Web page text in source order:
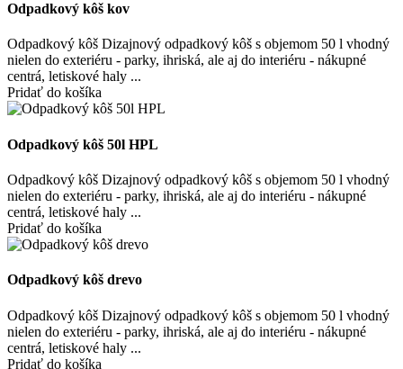
Odpadkový kôš kov
Odpadkový kôš Dizajnový odpadkový kôš s objemom 50 l vhodný
nielen do exteriéru - parky, ihriská, ale aj do interiéru - nákupné
centrá, letiskové haly ...
Pridať do košíka
Odpadkový kôš 50l HPL
Odpadkový kôš Dizajnový odpadkový kôš s objemom 50 l vhodný
nielen do exteriéru - parky, ihriská, ale aj do interiéru - nákupné
centrá, letiskové haly ...
Pridať do košíka
Odpadkový kôš drevo
Odpadkový kôš Dizajnový odpadkový kôš s objemom 50 l vhodný
nielen do exteriéru - parky, ihriská, ale aj do interiéru - nákupné
centrá, letiskové haly ...
Pridať do košíka